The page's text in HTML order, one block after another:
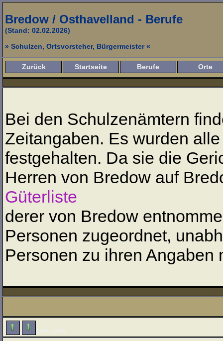
Bredow / Osthavelland - Berufe
(Stand: 02.02.2026)
» Schulzen, Ortsvorsteher, Bürgermeister «
Zurück Startseite Berufe Orte
Bei den Schulzenämtern
Zeitangaben. Es wurden
festgehalten. Da sie die
Herren von Bredow auf
Güterliste
derer von Bredow
Personen zugeordnet,
Personen zu ihren